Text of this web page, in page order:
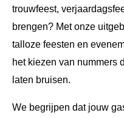
trouwfeest,
brengen? Met onze
talloze feesten en
het kiezen van nummers
laten bruisen.
We begrijpen dat jouw